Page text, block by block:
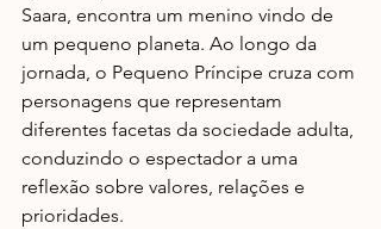
Saara, encontra um menino vindo de
um pequeno planeta. Ao longo da
jornada, o Pequeno Príncipe cruza com
personagens que representam
diferentes facetas da sociedade adulta,
conduzindo o espectador a uma
reflexão sobre valores, relações e
prioridades.